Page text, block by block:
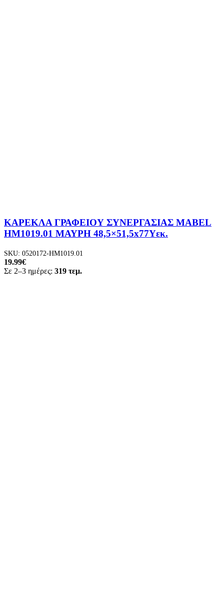
ΚΑΡΕΚΛΑ ΓΡΑΦΕΙΟΥ ΣΥΝΕΡΓΑΣΙΑΣ MABEL
HM1019.01 ΜΑΥΡΗ 48,5×51,5x77Yεκ.
SKU: 0520172-HM1019.01
19.99€
Σε 2–3 ημέρες: 319 τεμ.